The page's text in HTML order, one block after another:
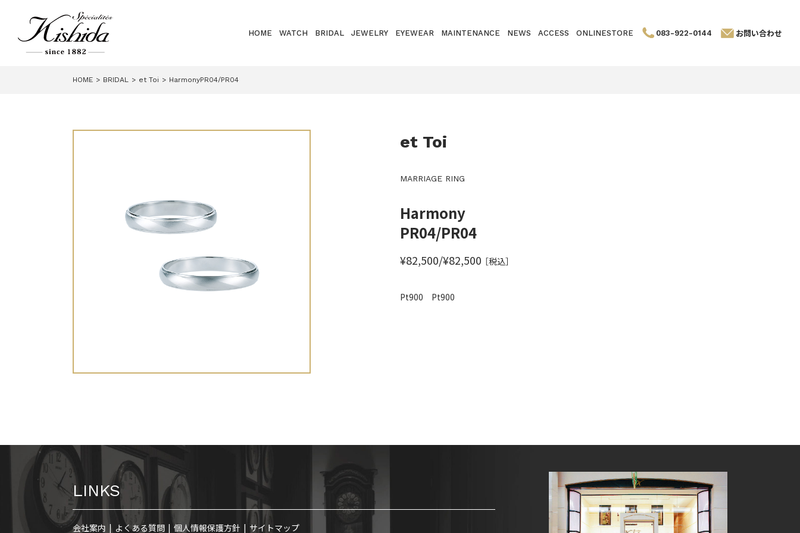
HOME WATCH BRIDAL JEWELRY EYEWEAR MAINTENANCE NEWS ACCESS ONLINESTORE 083-922-0144 お問い合わせ
HOME BRIDAL et Toi HarmonyPR04/PR04
et Toi
MARRIAGE RING
Harmony
PR04/PR04
¥82,500/¥82,500 ［税込］
Pt900 Pt900
LINKS
会社案内 よくある質問 個人情報保護方針 サイトマップ